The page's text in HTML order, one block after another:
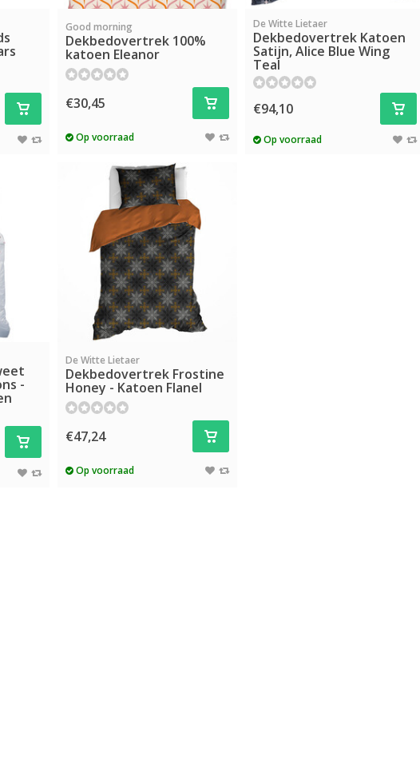
Good morning
Dekbedovertrek 100%
katoen Eleanor
€30,45
Op voorraad
De Witte Lietaer
Dekbedovertrek Katoen
Satijn, Alice Blue Wing
Teal
€94,10
Op voorraad
-
De Witte Lietaer
Dekbedovertrek Frostine
Honey - Katoen Flanel
€47,24
Op voorraad